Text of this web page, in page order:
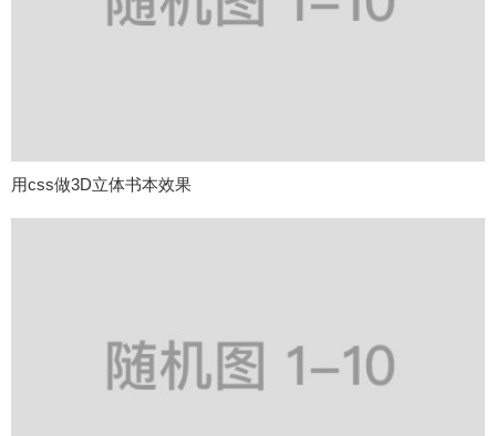
用css做3D立体书本效果